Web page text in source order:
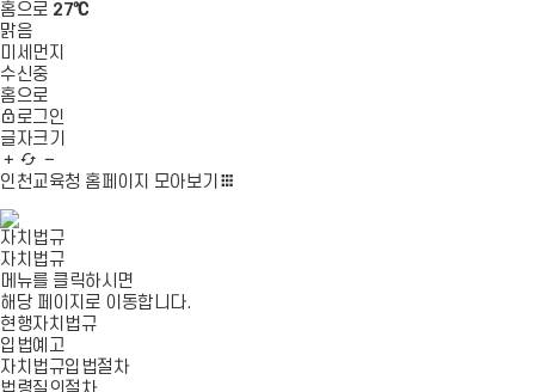
홈으로 27℃
맑음
미세먼지
수신중
홈으로
로그인
글자크기
글
자
대
새
로 자
인천교육청 홈페이지 모아보기
자치법규
자치법규
메뉴를 클릭하시면
해당 페이지로 이동합니다.
현행자치법규
입법예고
자치법규입법절차